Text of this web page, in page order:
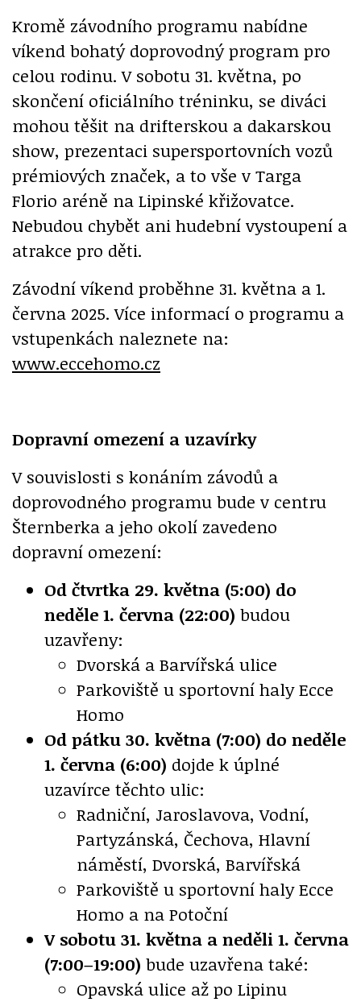
Kromě závodního programu nabídne
víkend bohatý doprovodný program pro
celou rodinu. V sobotu 31. května, po
skončení oficiálního tréninku, se diváci
mohou těšit na drifterskou a dakarskou
show, prezentaci supersportovních vozů
prémiových značek, a to vše v Targa
Florio aréně na Lipinské křižovatce.
Nebudou chybět ani hudební vystoupení a
atrakce pro děti.
Závodní víkend proběhne 31. května a 1.
června 2025. Více informací o programu a
vstupenkách naleznete na:
www.eccehomo.cz
Dopravní omezení a uzavírky
V souvislosti s konáním závodů a
doprovodného programu bude v centru
Šternberka a jeho okolí zavedeno
dopravní omezení:
Od čtvrtka 29. května (5:00) do
neděle 1. června (22:00) budou
uzavřeny:
Dvorská a Barvířská ulice
Parkoviště u sportovní haly Ecce
Homo
Od pátku 30. května (7:00) do neděle
1. června (6:00) dojde k úplné
uzavírce těchto ulic:
Radniční, Jaroslavova, Vodní,
Partyzánská, Čechova, Hlavní
náměstí, Dvorská, Barvířská
Parkoviště u sportovní haly Ecce
Homo a na Potoční
V sobotu 31. května a neděli 1. června
(7:00–19:00) bude uzavřena také:
Opavská ulice až po Lipinu